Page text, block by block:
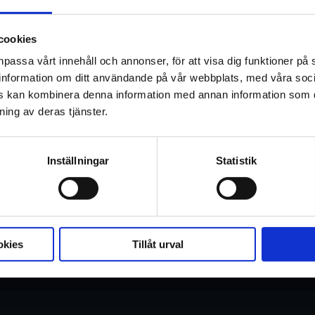
vårt innehåll och annonser, för att visa dig funktioner på
om ditt användande på vår webbplats, med våra
kan kombinera denna information med annan information
av deras tjänster.
Inställningar Statistik
Tillåt urval
Visningar publiceras senare. Det finns
Den visionäre regissören Zach
nervkittlande - och skrämmande -
I en helt ny berättelse följer vi Bryan
dras in i en intensiv kamp för
Regisserad av Zach Cregger med
Producerad av Robert Kulzer Zach
Asad Qizilbash.
I rollerna ser vi Austin Abrams, Zach